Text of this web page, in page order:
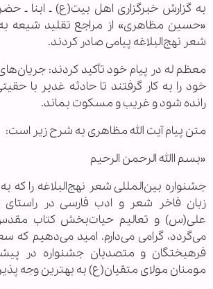
به گزارش خبرگزاری اهل بیت(ع) ـ ابنا ـ
«حسین مظاهری» از مراجع تقلید شیعه به
شعر نهج‌البلاغه پیامی صادر کردند.
معظم له در پیام خود تأکید کردند:
خود را به کار گرفتند تا حادثه غدیر با
رانده شود و غریب و مسکوت بماند.
متن پیام آیت الله مظاهری به شرح زیر است:
«بسم االله الرحمن الرحیم
جشنواره بین‌المللی شعر نهج‌البلاغه را که
زبان فاخر شعر و ادب فارسی در راستای
علی(س) و تعالیم حیات‌بخش کتاب مقدس
می‌گردد، گرامی می‌دارم. امید می‌دهیم که
فرهیختگان و متصدیان جشنواره در
مومنان مولای متقیان(ع) به بهترین وجه